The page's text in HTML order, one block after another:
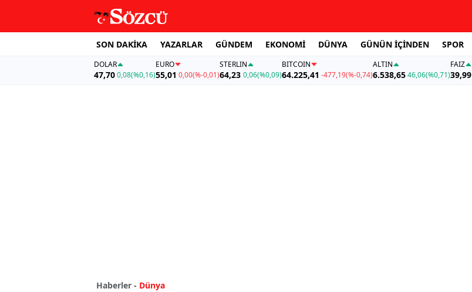
SON DAKİKA YAZARLAR GÜNDEM EKONOMİ DÜNYA GÜNÜN İÇİNDEN SPOR
DOLAR
47,700,08(%0,16)
EURO
55,01 0,00(%-0,01)
STERLIN
64,23 0,06(%0,09)
BITCOIN
64.225,41 -477,19(%-0,74)
ALTIN
6.538,6546,06(%0,71)
FAİZ
39,99
Haberler - Dünya